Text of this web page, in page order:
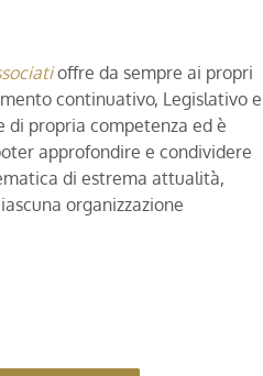
offre da sempre ai propri
continuativo, Legislativo e
di propria competenza ed è
approfondire e condividere
di estrema attualità,
organizzazione